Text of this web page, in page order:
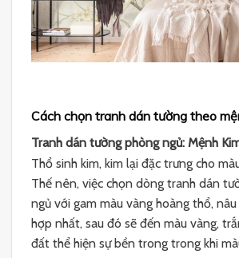
Cách chọn tranh dán tường theo
Tranh dán tường phòng ngủ: Mệnh
Thổ sinh kim, kim lại đặc trưng cho
Thế nên, việc chọn dòng tranh dán
ngủ với gam màu vàng hoàng thổ,
hợp nhất, sau đó sẽ đến màu vàng,
đất thể hiện sự bền trong trong khi